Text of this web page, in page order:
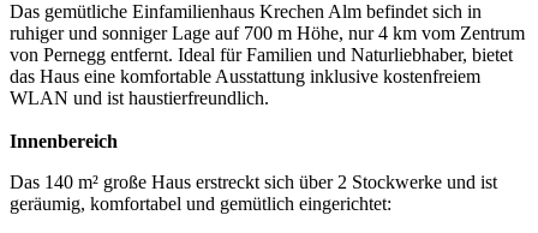
Das gemütliche Einfamilienhaus Krechen Alm befindet sich in
ruhiger und sonniger Lage auf 700 m Höhe, nur 4 km vom Zentrum
von Pernegg entfernt. Ideal für Familien und Naturliebhaber, bietet
das Haus eine komfortable Ausstattung inklusive kostenfreiem
WLAN und ist haustierfreundlich.
Innenbereich
Das 140 m² große Haus erstreckt sich über 2 Stockwerke und ist
geräumig, komfortabel und gemütlich eingerichtet: